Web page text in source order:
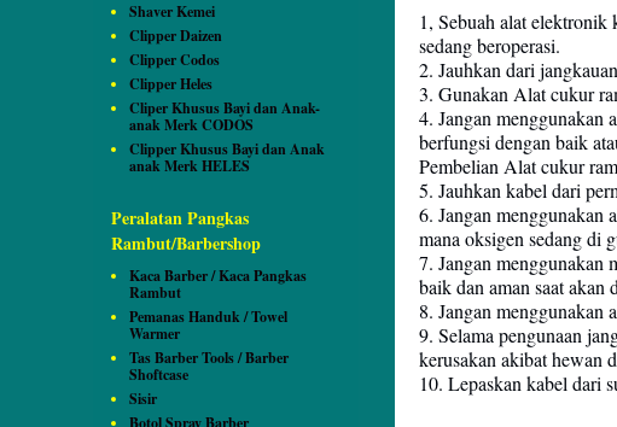
1, Sebuah alat
sedang beroperasi.
2. Jauhkan dari
3. Gunakan Alat cukur
4. Jangan menggunakan
berfungsi dengan baik
Pembelian Alat cukur
5. Jauhkan kabel dari
6. Jangan menggunakan
mana oksigen sedang di
7. Jangan menggunakan
baik dan aman saat akan
8. Jangan menggunakan
9. Selama pengunaan
kerusakan akibat hewan
10. Lepaskan kabel dari
Shaver Kemei
Clipper Daizen
Clipper Codos
Clipper Heles
Cliper Khusus Bayi dan Anak-
anak Merk CODOS
Clipper Khusus Bayi dan Anak
anak Merk HELES
Peralatan Pangkas
Rambut/Barbershop
Kaca Barber / Kaca Pangkas
Rambut
Pemanas Handuk / Towel
Warmer
Tas Barber Tools / Barber
Shoftcase
Sisir
Botol Spray Barber